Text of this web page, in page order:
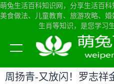
萌兔生活百科知识网，分享生活百科
美食做法、儿童教育、旅游攻略、
生肖等知识，是您学习
当前位置： 萌兔生活百科知识网首
周扬青-又放闪！罗志祥